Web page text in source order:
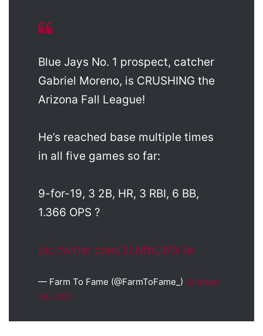
Blue Jays No. 1 prospect, catcher
Gabriel Moreno, is CRUSHING the
Arizona Fall League!
He’s reached base multiple times
in all five games so far:
9-for-19, 3 2B, HR, 3 RBI, 6 BB,
1.366 OPS ?
pic.twitter.com/SLNfbO6W3e
— Farm To Fame (@FarmToFame_) October
26, 2021